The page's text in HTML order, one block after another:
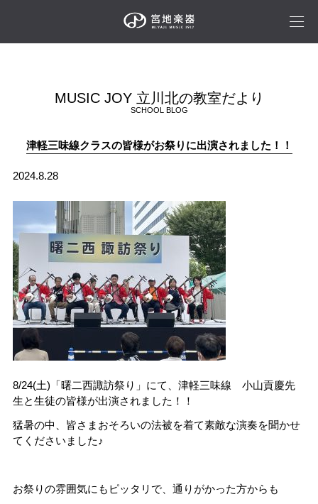
MUSIC JOY 立川北の教室だより
SCHOOL BLOG
津軽三味線クラスの皆様がお祭りに出演されました！！
2024.8.28
8/24(土)「曙二西諏訪祭り」にて、津軽三味線 小山貢慶先
生と生徒の皆様が出演されました！！
猛暑の中、皆さまおそろいの法被を着て素敵な演奏を聞かせ
てくださいました♪
お祭りの雰囲気にもピッタリで、通りがかった方からも